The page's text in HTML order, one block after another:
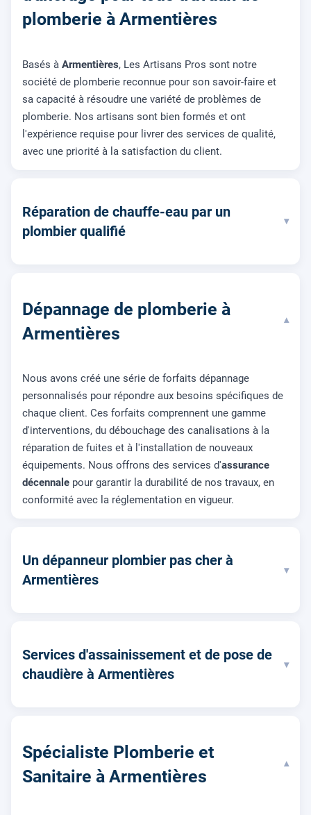
plomberie à Armentières
Basés à Armentières, Les Artisans Pros sont notre
société de plomberie reconnue pour son savoir-faire et
sa capacité à résoudre une variété de problèmes de
plomberie. Nos artisans sont bien formés et ont
l'expérience requise pour livrer des services de qualité,
avec une priorité à la satisfaction du client.
Réparation de chauffe-eau par un
plombier qualifié
▾
Dépannage de plomberie à
Armentières
▾
Nous avons créé une série de forfaits dépannage
personnalisés pour répondre aux besoins spécifiques de
chaque client. Ces forfaits comprennent une gamme
d'interventions, du débouchage des canalisations à la
réparation de fuites et à l'installation de nouveaux
équipements. Nous offrons des services d'assurance
décennale pour garantir la durabilité de nos travaux, en
conformité avec la réglementation en vigueur.
Un dépanneur plombier pas cher à
Armentières
▾
Services d'assainissement et de pose de
chaudière à Armentières
▾
Spécialiste Plomberie et
Sanitaire à Armentières
▾